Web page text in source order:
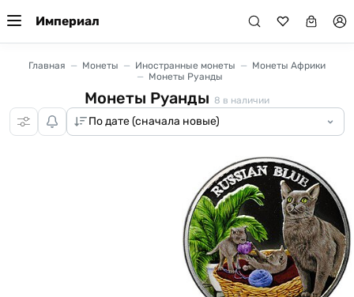
Империал
Главная Монеты Иностранные монеты
Монеты Африки
Монеты Руанды
Монеты Руанды 8 в наличии